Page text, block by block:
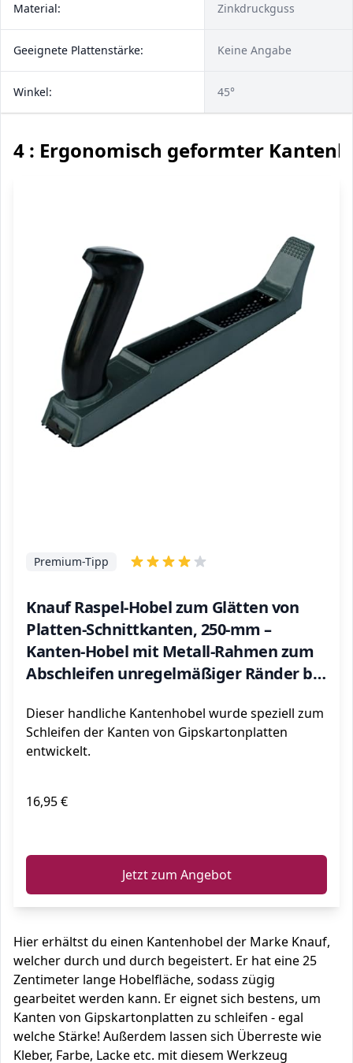
Material: Zinkdruckguss
Geeignete Plattenstärke: Keine Angabe
Winkel: 45°
4 : Ergonomisch geformter
Knauf Raspel-Hobel zum Glätten von
Platten-Schnittkanten, 250-mm –
Kanten-Hobel mit Metall-Rahmen zum
Abschleifen unregelmäßiger Ränder bei
schwarz
Premium-Tipp
Dieser handliche Kantenhobel wurde speziell zum
Schleifen der Kanten von Gipskartonplatten
entwickelt.
16,95 €
Jetzt zum Angebot
Hier erhältst du einen Kantenhobel der Marke Knauf,
welcher durch und durch begeistert. Er hat eine 25
Zentimeter lange Hobelfläche, sodass zügig
gearbeitet werden kann. Er eignet sich bestens, um
Kanten von Gipskartonplatten zu schleifen - egal
welche Stärke! Außerdem lassen sich Überreste wie
Kleber, Farbe, Lacke etc. mit diesem Werkzeug